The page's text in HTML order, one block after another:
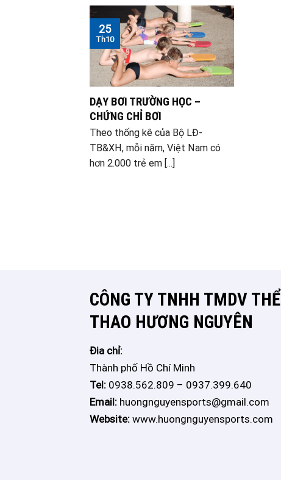
DẠY BƠI TRƯỜNG HỌC –
CHỨNG CHỈ BƠI
Theo thống kê của Bộ LĐ-
TB&XH, mỗi năm, Việt Nam có
hơn 2.000 trẻ em [...]
25
Th10
CÔNG TY TNHH TMDV THỂ
THAO HƯƠNG NGUYÊN
Đia chỉ:
Thành phố Hồ Chí Minh
Tel: 0938.562.809 – 0937.399.640
Email: huongnguyensports@gmail.com
Website: www.huongnguyensports.com